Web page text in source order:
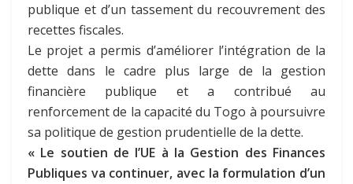
publique et d’un tassement du recouvrement des
recettes fiscales.
Le projet a permis d’améliorer l’intégration de la
dette dans le cadre plus large de la gestion
financière publique et a contribué au
renforcement de la capacité du Togo à poursuivre
sa politique de gestion prudentielle de la dette.
« Le soutien de l’UE à la Gestion des Finances
Publiques va continuer, avec la formulation d’un